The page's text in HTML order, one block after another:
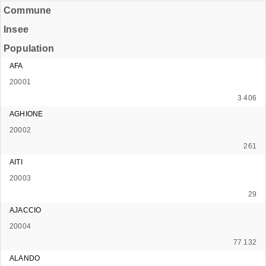
Commune
Insee
Population
AFA
20001
3 406
AGHIONE
20002
261
AITI
20003
29
AJACCIO
20004
77 132
ALANDO